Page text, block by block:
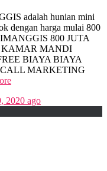
adalah hunian mini
dengan harga mulai 800
800 JUTA
KAMAR MANDI
BIAYA BIAYA
MARKETING
2020 ago